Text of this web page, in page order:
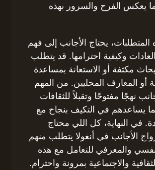
يعكس الفرح والسرور بهذه
المتطلبات، يحتاج الأجانب إلى فهم
وكيفية احترامها. قد يتطلب
مكثفة أو الاستعانة بمساعدة
أو المعارف المحليين. من المهم
نهجًا مفتوحًا وتقبلاً للثقافات
يساعدهم في التكيف بنجاح مع
في النهاية، كل اللي محتاج
الأجانب في أنغولا يتطلب منهم
والمعرفي للتعامل مع هذه
والاجتماعية بمرونة واحترام.